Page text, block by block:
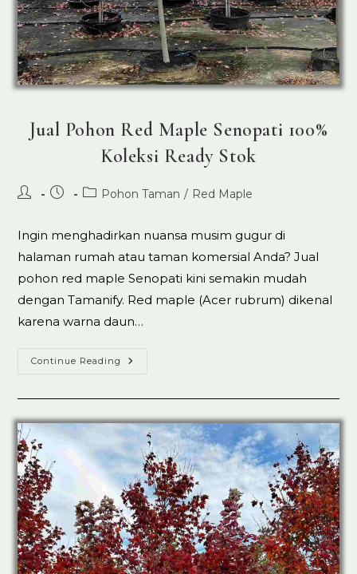
Jual Pohon Red Maple Senopati 100%
Koleksi Ready Stok
Post Post PostPohon Taman / Red Maple
Ingin menghadirkan nuansa musim gugur di
halaman rumah atau taman komersial Anda? Jual
pohon red maple Senopati kini semakin mudah
dengan Tamanify. Red maple (Acer rubrum) dikenal
karena warna daun…
Continue Reading Jual
100%
Koleksi
Ready
Stok